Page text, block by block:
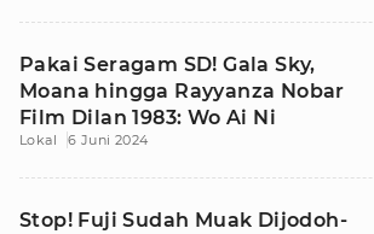
Pakai Seragam SD! Gala Sky,
Moana hingga Rayyanza Nobar
Film Dilan 1983: Wo Ai Ni
Lokal 6 Juni 2024
Stop! Fuji Sudah Muak Dijodoh-